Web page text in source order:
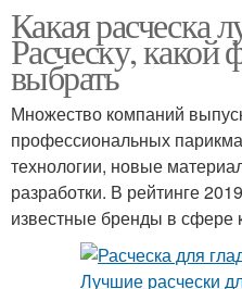
Какая расческа
Расческу,
выбрать
Множество компаний
профессиональных
технологии, новые
разработки. В рейтинге
известные бренды в сфере